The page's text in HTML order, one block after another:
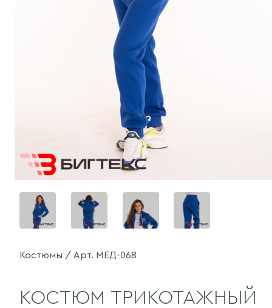
Костюмы / Арт. МЕД-068
КОСТЮМ ТРИКОТАЖНЫЙ